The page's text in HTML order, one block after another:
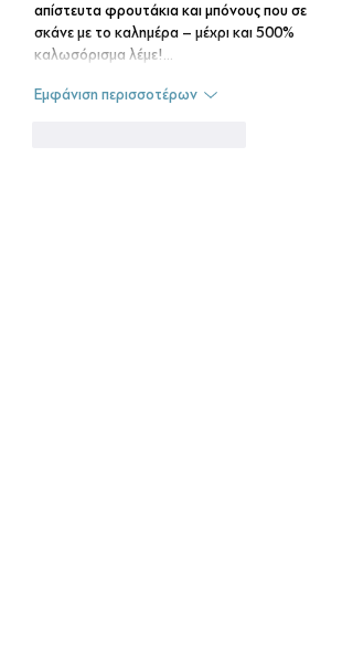
απίστευτα φρουτάκια και μπόνους που σε
σκάνε με το καλημέρα – μέχρι και 500%
καλωσόρισμα λέμε!…
Εμφάνιση περισσοτέρων